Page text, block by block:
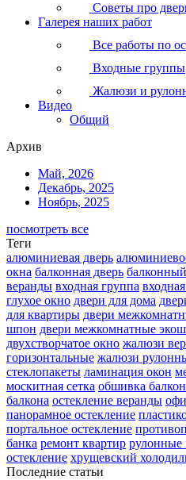
Советы про
Галерея наших работ
Все работы по
Входные группы
Жалюзи и
Видео
Общий
Архив
Май, 2026
Декабрь, 2025
Ноябрь, 2025
посмотреть все
Теги
алюминиевая дверь
окна балконная дверь
веранды входная группа
глухое окно двери для дома
для квартиры двери
шпон двери межкомнатные
двухстворчатое окно жалюзи
горизонтальные жалюзи
стеклопакеты ламинация окон
москитная сетка обшивка
балкона остекление веранды
панорамное остекление
портальное остекление
банка ремонт квартир
остекление хрущевский
Последние статьи